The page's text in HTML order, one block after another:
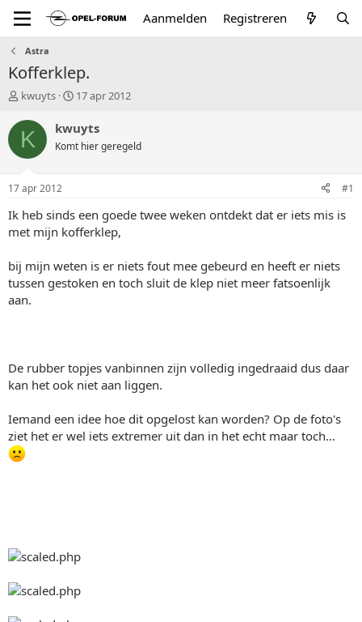
Aanmelden Registreren
Astra
Kofferklep.
T
p
a
r
e
kwuyts
S
a
t
u
m
17 apr 2012
K kwuyts
Komt hier geregeld
17 apr 2012 #1
Ik heb sinds een goede twee weken ontdekt dat er iets mis is
met mijn kofferklep,
bij mijn weten is er niets fout mee gebeurd en heeft er niets
tussen gestoken en toch sluit de klep niet meer fatsoenlijk
aan.
De rubber topjes vanbinnen zijn volledig ingedraaid dus daar
kan het ook niet aan liggen.
Iemand een idee hoe dit opgelost kan worden? Op de foto's
ziet het er wel iets extremer uit dan in het echt maar toch...